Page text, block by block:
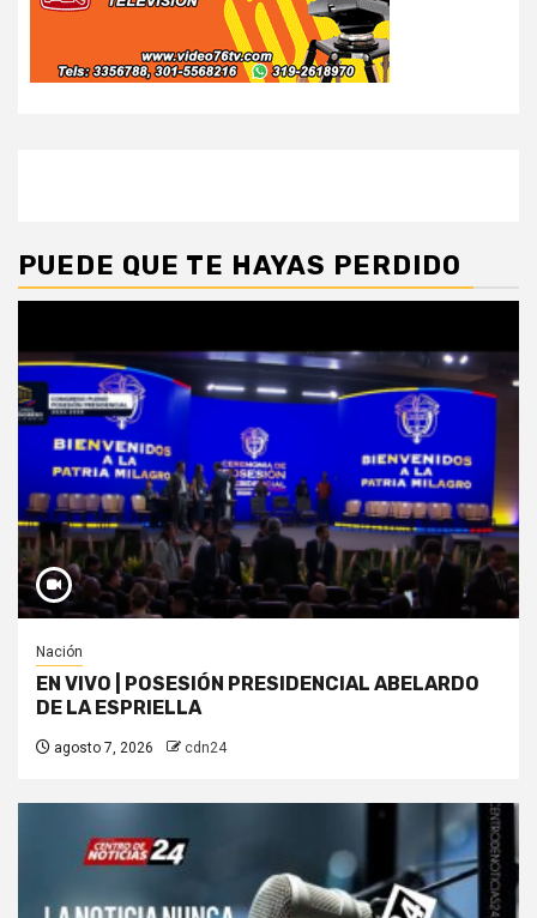
PUEDE QUE TE HAYAS PERDIDO
Nación
EN VIVO | POSESIÓN PRESIDENCIAL ABELARDO
DE LA ESPRIELLA
agosto 7, 2026 cdn24